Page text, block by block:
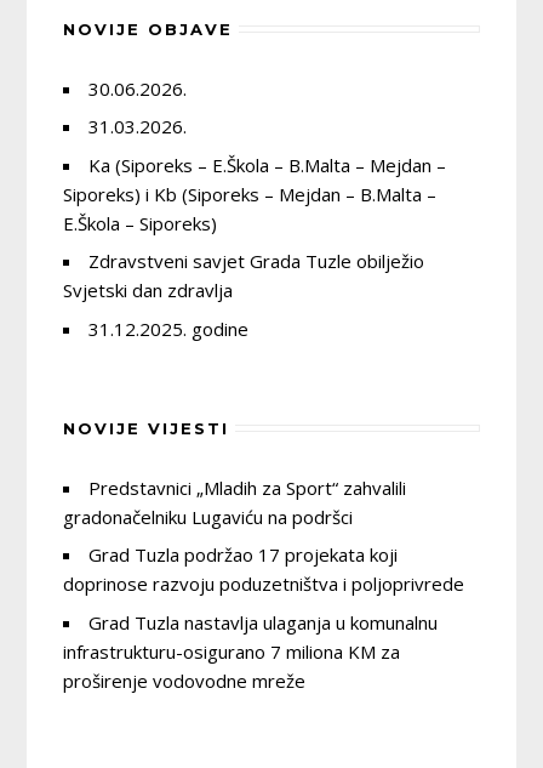
NOVIJE OBJAVE
30.06.2026.
31.03.2026.
Ka (Siporeks – E.Škola – B.Malta – Mejdan –
Siporeks) i Kb (Siporeks – Mejdan – B.Malta –
E.Škola – Siporeks)
Zdravstveni savjet Grada Tuzle obilježio
Svjetski dan zdravlja
31.12.2025. godine
NOVIJE VIJESTI
Predstavnici „Mladih za Sport“ zahvalili
gradonačelniku Lugaviću na podršci
Grad Tuzla podržao 17 projekata koji
doprinose razvoju poduzetništva i poljoprivrede
Grad Tuzla nastavlja ulaganja u komunalnu
infrastrukturu-osigurano 7 miliona KM za
proširenje vodovodne mreže